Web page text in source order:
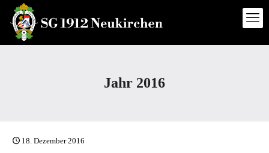
Jahr 2016
18. Dezember 2016